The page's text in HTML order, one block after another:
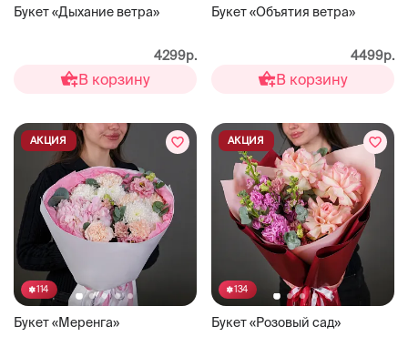
Букет «Дыхание ветра»
4299р.
В корзину
Букет «Объятия ветра»
4499р.
В корзину
114
Букет «Меренга»
АКЦИЯ
134
Букет «Розовый сад»
АКЦИЯ